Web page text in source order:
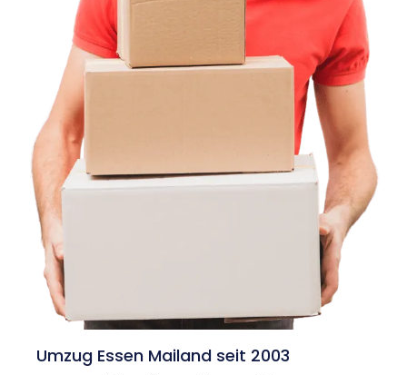
Umzug Essen Mailand seit 2003